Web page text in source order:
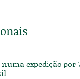
expedição por